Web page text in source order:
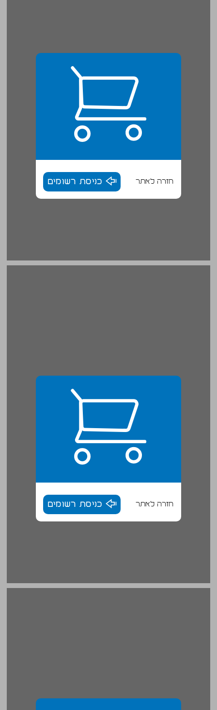
חזרה לאתר כניסת רשומים
חזרה לאתר כניסת רשומים